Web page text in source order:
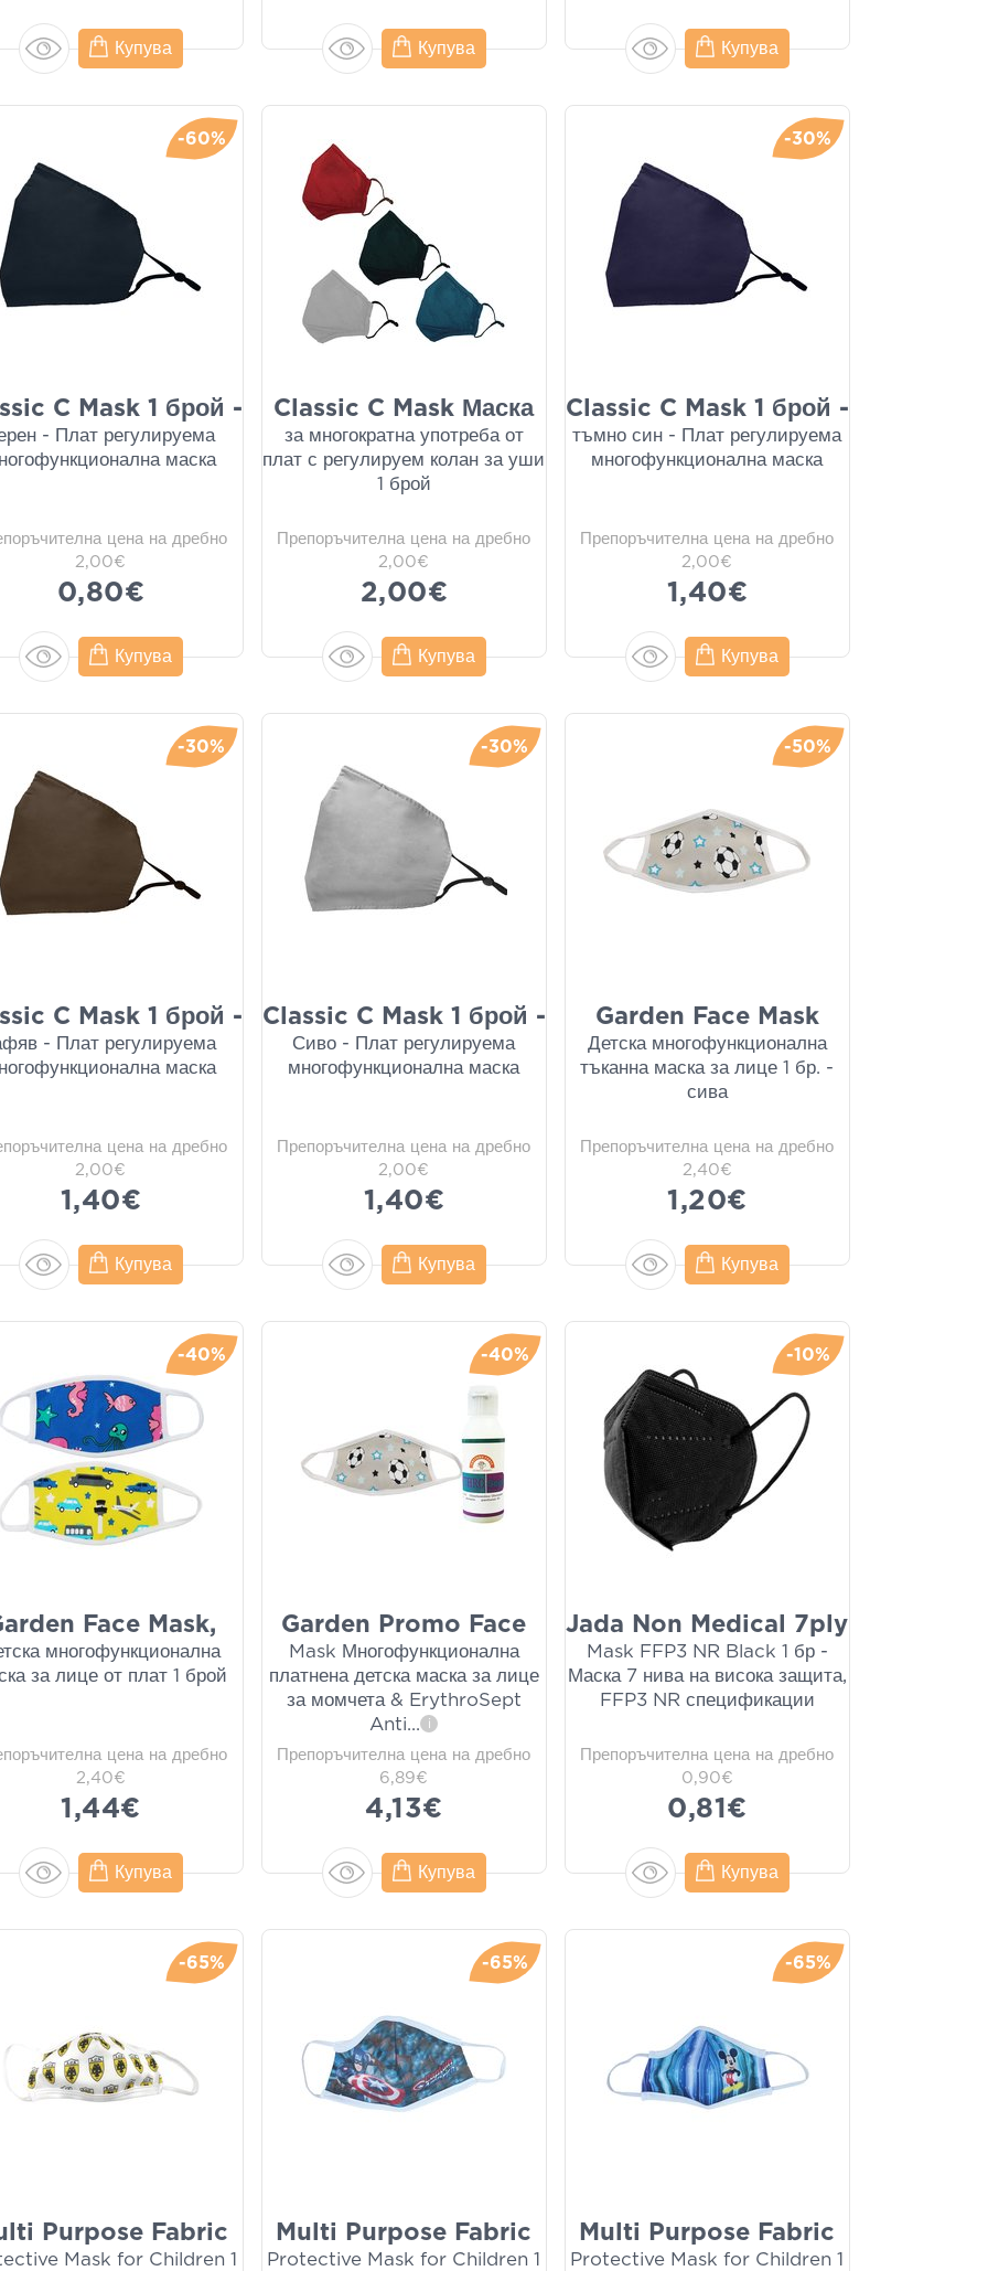
Купува Купува Купува
-60%
C Mask 1 брой -
- Плат регулируема
маска
цена на дребно
2,00€
0,80€
Купува
Classic C Mask Маска
за многократна употреба от
плат с регулируем колан за уши
1 брой
Препоръчителна цена на дребно
2,00€
2,00€
Купува
-30%
Classic C Mask 1 брой -
тъмно син - Плат регулируема
многофункционална маска
Препоръчителна цена на дребно
2,00€
1,40€
Купува
-30%
C Mask 1 брой -
- Плат регулируема
маска
цена на дребно
2,00€
1,40€
Купува
-30%
Classic C Mask 1 брой -
Сиво - Плат регулируема
многофункционална маска
Препоръчителна цена на дребно
2,00€
1,40€
Купува
-50%
Garden Face Mask
Детска многофункционална
тъканна маска за лице 1 бр. -
сива
Препоръчителна цена на дребно
2,40€
1,20€
Купува
-40%
Face Mask,
многофункционална
за лице от плат 1 брой
цена на дребно
2,40€
1,44€
Купува
-40%
Garden Promo Face
Mask Многофункционална
платнена детска маска за лице
за момчета & ErythroSept
Anti... i
Препоръчителна цена на дребно
6,89€
4,13€
Купува
-10%
Jada Non Medical 7ply
Mask FFP3 NR Black 1 бр -
Маска 7 нива на висока защита,
FFP3 NR спецификации
Препоръчителна цена на дребно
0,90€
0,81€
Купува
-65%
Purpose Fabric
Mask for Children 1
-65%
Multi Purpose Fabric
Protective Mask for Children 1
-65%
Multi Purpose Fabric
Protective Mask for Children 1